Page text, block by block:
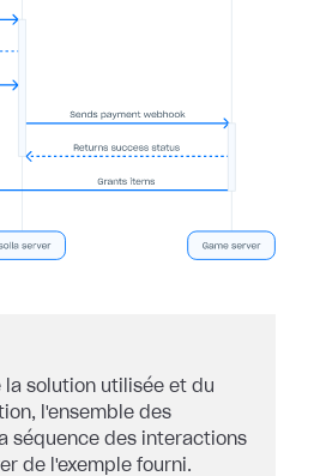
la solution utilisée et du
l'ensemble des
séquence des interactions
de l'exemple fourni.